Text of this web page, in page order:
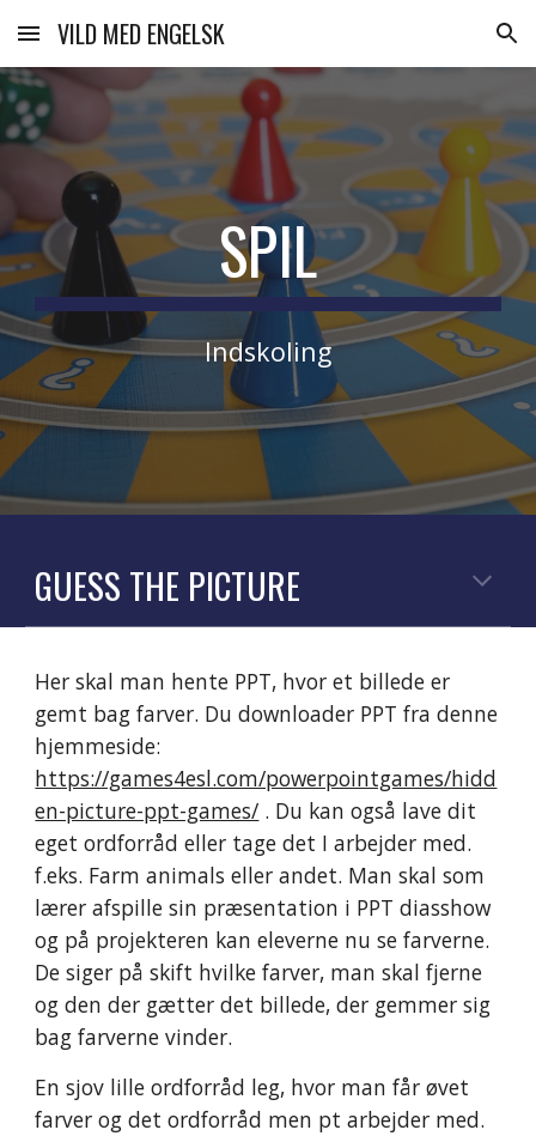
Skip to main content Skip to navigation
VILD MED ENGELSK
SPIL
Indskoling
GUESS THE PICTURE
Her skal man hente PPT, hvor et billede er
gemt bag farver. Du downloader PPT fra denne
hjemmeside:
https://games4esl.com/powerpointgames/hidd
en-picture-ppt-games/ . Du kan også lave dit
eget ordforråd eller tage det I arbejder med.
f.eks. Farm animals eller andet. Man skal som
lærer afspille sin præsentation i PPT diasshow
og på projekteren kan eleverne nu se farverne.
De siger på skift hvilke farver, man skal fjerne
og den der gætter det billede, der gemmer sig
bag farverne vinder.
En sjov lille ordforråd leg, hvor man får øvet
farver og det ordforråd men pt arbejder med.